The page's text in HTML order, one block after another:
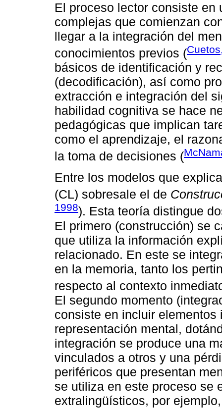
El proceso lector consiste
complejas que comienzan
llegar a la integración del
conocimientos previos (
básicos de identificación y
(decodificación), así como
extracción e integración del
habilidad cognitiva se hace
pedagógicas que implican
como el aprendizaje, el
la toma de decisiones (
Entre los modelos que
(CL) sobresale el de
1998). Esta teoría distingue
El primero (construcción) se
que utiliza la información
relacionado. En este se
en la memoria, tanto los
respecto al contexto
El segundo momento
consiste en incluir
representación mental,
integración se produce una
vinculados a otros y una
periféricos que presentan
se utiliza en este proceso se
extralingüísticos, por